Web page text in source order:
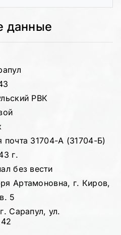
данные
РВК
31704-А (31704-Б)
г.
без вести
Артамоновна, г. Киров,
5
Сарапул, ул.